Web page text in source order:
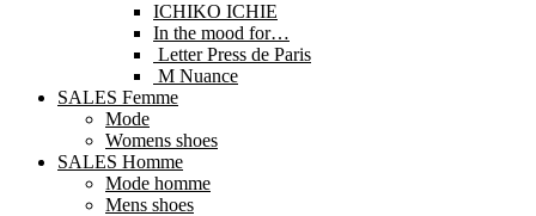
ICHIKO ICHIE
In the mood for…
Letter Press de Paris
M Nuance
SALES Femme
Mode
Womens shoes
SALES Homme
Mode homme
Mens shoes